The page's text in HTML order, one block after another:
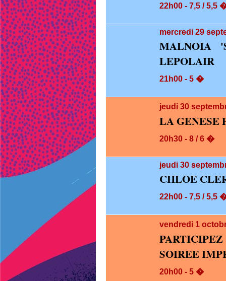
22h00 - 7,5 / 5,5
mercredi 29
MALNOIA
LEPOLAIR
21h00 - 5 �
jeudi 30
LA GENESE
20h30 - 8 / 6 �
jeudi 30
CHLOE
22h00 - 7,5 / 5,5
vendredi 1
SOIREE
20h00 - 5 �